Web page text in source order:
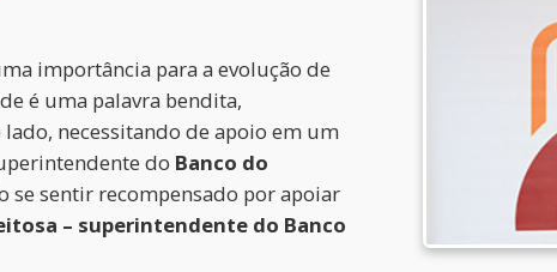
importância para a evolução de
é uma palavra bendita,
necessitando de apoio em um
do Banco do
se sentir recompensado por apoiar
– superintendente do Banco